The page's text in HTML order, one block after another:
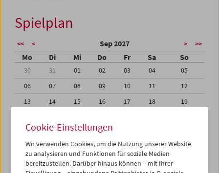
Spielplan
<< < Sep 2027 > >>
Mo Di Mi Do Fr Sa So
30 31 01 02 03 04
05
06
07 08 09 10 11
12
13
14 15 16 17 18
19
27
28 29 30
04
05 06 07 08 09 10
Cookie-Einstellungen
Wir verwenden Cookies, um die Nutzung unserer Website
zu analysieren und Funktionen für soziale Medien
bereitzustellen. Darüber hinaus können – mit Ihrer